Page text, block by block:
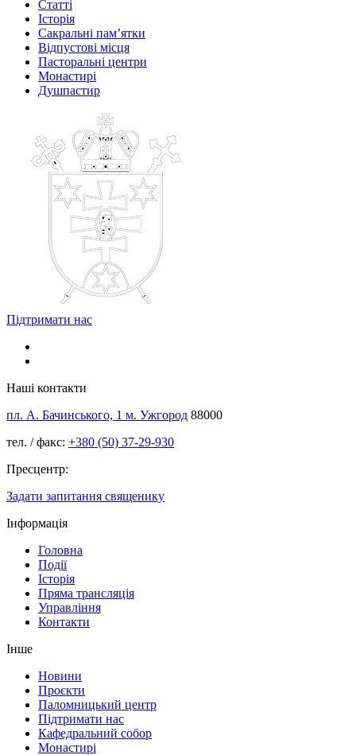
Статті
Історія
Сакральні пам’ятки
Відпустові місця
Пасторальні центри
Монастирі
Душпастир
Підтримати нас
Наші контакти
пл. А. Бачинського, 1 м. Ужгород 88000
тел. / факс: +380 (50) 37-29-930
Пресцентр:
Задати запитання священику
Інформація
Головна
Події
Історія
Пряма трансляція
Управління
Контакти
Інше
Новини
Проєкти
Паломницький центр
Підтримати нас
Кафедральний собор
Монастирі